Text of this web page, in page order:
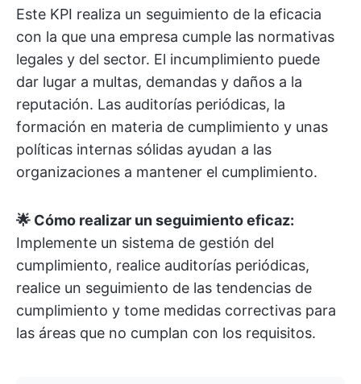
Este KPI realiza un seguimiento de la eficacia
con la que una empresa cumple las normativas
legales y del sector. El incumplimiento puede
dar lugar a multas, demandas y daños a la
reputación. Las auditorías periódicas, la
formación en materia de cumplimiento y unas
políticas internas sólidas ayudan a las
organizaciones a mantener el cumplimiento.
🌟 Cómo realizar un seguimiento eficaz:
Implemente un sistema de gestión del
cumplimiento, realice auditorías periódicas,
realice un seguimiento de las tendencias de
cumplimiento y tome medidas correctivas para
las áreas que no cumplan con los requisitos.